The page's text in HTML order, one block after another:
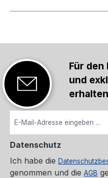
Für
und
erhalten
Datenschutz
Ich habe die
genommen und die AGB